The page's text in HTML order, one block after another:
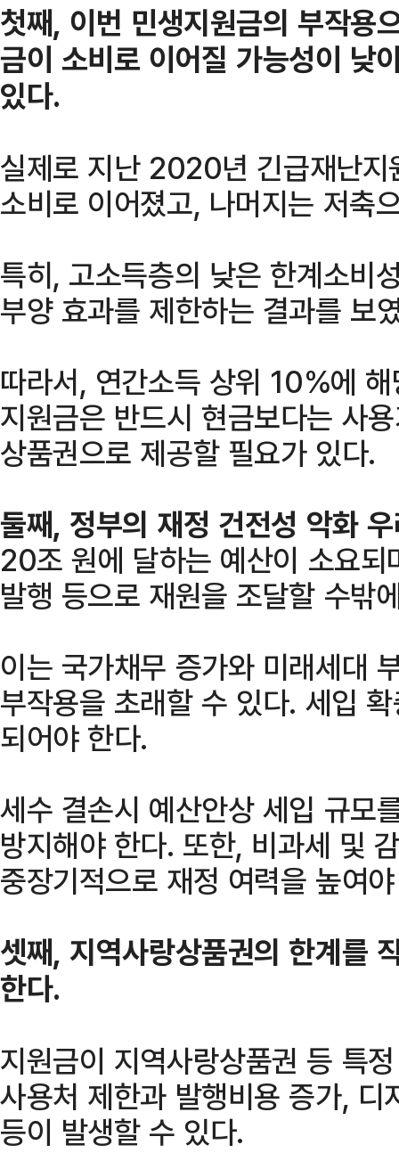
첫째, 이번 민생지원금의 부작용
금이 소비로 이어질 가능성이 낮
있다.
실제로 지난 2020년 긴급재난
소비로 이어졌고, 나머지는 저축
특히, 고소득층의 낮은 한계소비
부양 효과를 제한하는 결과를 보
따라서, 연간소득 상위 10%에
지원금은 반드시 현금보다는 사
상품권으로 제공할 필요가 있다.
둘째, 정부의 재정 건전성 악화
20조 원에 달하는 예산이 소요
발행 등으로 재원을 조달할 수밖
이는 국가채무 증가와 미래세대
부작용을 초래할 수 있다. 세입
되어야 한다.
세수 결손시 예산안상 세입 규모
방지해야 한다. 또한, 비과세 및
중장기적으로 재정 여력을 높여
셋째, 지역사랑상품권의 한계를
한다.
지원금이 지역사랑상품권 등 특
사용처 제한과 발행비용 증가,
등이 발생할 수 있다.